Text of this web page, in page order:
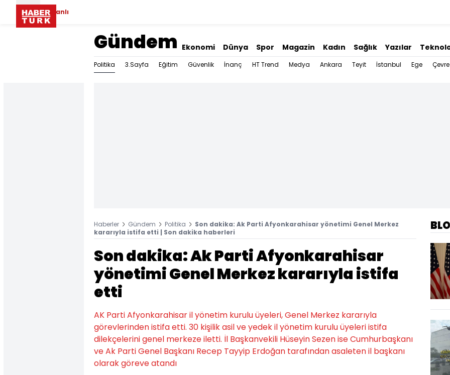
Canlı
Gündem Ekonomi Dünya Spor Magazin Kadın Sağlık Yazılar
Politika 3.Sayfa Eğitim Güvenlik İnanç HT Trend Medya Ankara Teyit İstanbul Ege Çevre
Haberler Gündem Politika
Son dakika: Ak Parti Afyonkarahisar yönetimi Genel Merkez
kararıyla istifa etti | Son dakika haberleri
Son dakika: Ak Parti Afyonkarahisar
yönetimi Genel Merkez kararıyla istifa
etti
AK Parti Afyonkarahisar il yönetim kurulu üyeleri, Genel Merkez kararıyla
görevlerinden istifa etti. 30 kişilik asil ve yedek il yönetim kurulu üyeleri istifa
dilekçelerini genel merkeze iletti. İl Başkanvekili Hüseyin Sezen ise Cumhurbaşkanı
ve Ak Parti Genel Başkanı Recep Tayyip Erdoğan tarafından asaleten il başkanı
olarak göreve atandı